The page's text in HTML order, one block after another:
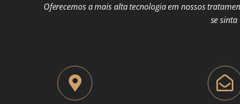
Oferecemos a mais alta tecnologia em nossos
se